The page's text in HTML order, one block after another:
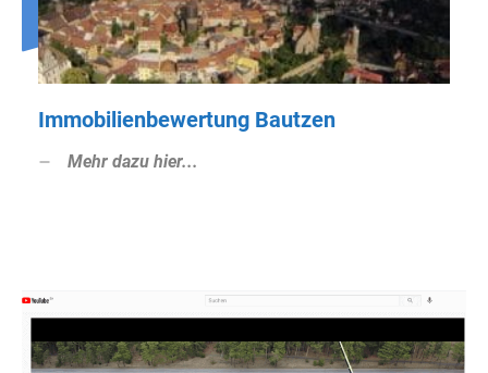
Immobilienbewertung Bautzen
Mehr dazu hier...